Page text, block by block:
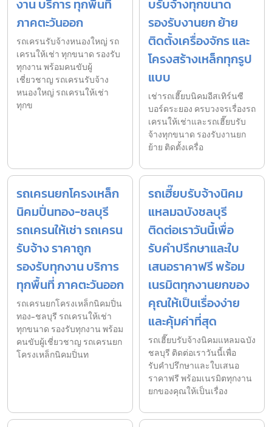
งาน บริการ ทุกพื้นที่
ภาคตะวันออก
รถเครนรับจ้างหนองใหญ่ รถ
เครนให้เช่า ทุกขนาด รองรับ
ทุกงาน พร้อมคนขับผู้
เชี่ยวชาญ รถเครนรับจ้าง
หนองใหญ่ รถเครนให้เช่า
ทุกข
บรับจ้างทุกขนาด
รองรับงานยก ย้าย
ติดตั้งเครื่องจักร และ
โครงสร้างเหล็กทุกรูป
แบบ
เช่ารถเฮี๊ยบนิคมอีสเทิร์นซี
บอร์ดระยอง ครบวงจรเรื่องรถ
เครนให้เช่าและรถเฮี๊ยบรับ
จ้างทุกขนาด รองรับงานยก
ย้าย ติดตั้งเครื่อ
รถเครนยกโครงเหล็ก
นิคมปิ่นทอง-ชลบุรี
รถเครนให้เช่า รถเครน
รับจ้าง ราคาถูก
รองรับทุกงาน บริการ
ทุกพื้นที่ ภาคตะวันออก
รถเครนยกโครงเหล็กนิคมปิ่น
ทอง-ชลบุรี รถเครนให้เช่า
ทุกขนาด รองรับทุกงาน พร้อม
คนขับผู้เชี่ยวชาญ รถเครนยก
โครงเหล็กนิคมปิ่นท
รถเฮี๊ยบรับจ้างนิคม
แหลมฉบังชลบุรี
ติดต่อเราวันนี้เพื่อ
รับคำปรึกษาและใบ
เสนอราคาฟรี พร้อม
เนรมิตทุกงานยกของ
คุณให้เป็นเรื่องง่าย
และคุ้มค่าที่สุด
รถเฮี๊ยบรับจ้างนิคมแหลมฉบัง
ชลบุรี ติดต่อเราวันนี้เพื่อ
รับคำปรึกษาและใบเสนอ
ราคาฟรี พร้อมเนรมิตทุกงาน
ยกของคุณให้เป็นเรื่อง